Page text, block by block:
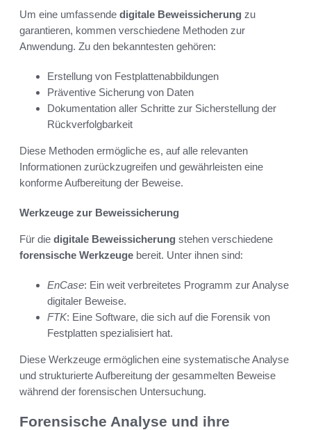
Um eine umfassende digitale Beweissicherung zu
garantieren, kommen verschiedene Methoden zur
Anwendung. Zu den bekanntesten gehören:
Erstellung von Festplattenabbildungen
Präventive Sicherung von Daten
Dokumentation aller Schritte zur Sicherstellung der
Rückverfolgbarkeit
Diese Methoden ermögliche es, auf alle relevanten
Informationen zurückzugreifen und gewährleisten eine
konforme Aufbereitung der Beweise.
Werkzeuge zur Beweissicherung
Für die digitale Beweissicherung stehen verschiedene
forensische Werkzeuge bereit. Unter ihnen sind:
EnCase: Ein weit verbreitetes Programm zur Analyse
digitaler Beweise.
FTK: Eine Software, die sich auf die Forensik von
Festplatten spezialisiert hat.
Diese Werkzeuge ermöglichen eine systematische Analyse
und strukturierte Aufbereitung der gesammelten Beweise
während der forensischen Untersuchung.
Forensische Analyse und ihre